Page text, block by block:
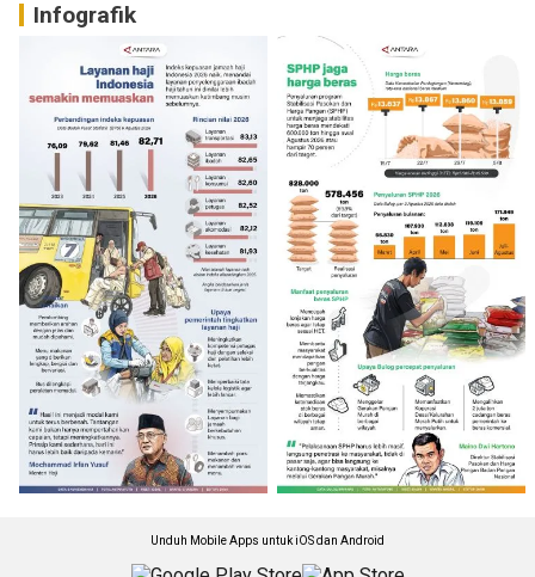
Infografik
Unduh Mobile Apps untuk iOS dan Android